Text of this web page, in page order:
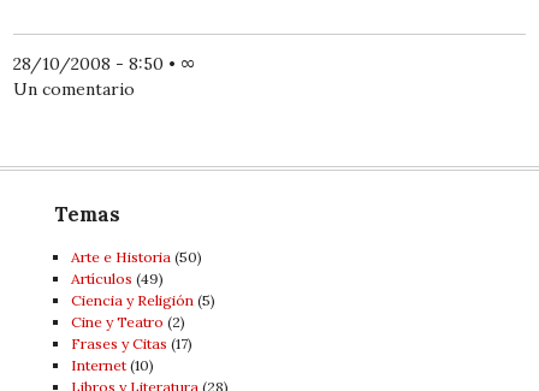
28/10/2008 - 8:50 • ∞
Un comentario
Temas
Arte e Historia(50)
Artí­culos (49)
Ciencia y Religión(5)
Cine y Teatro (2)
Frases y Citas (17)
Internet(10)
Libros y Literatura(28)